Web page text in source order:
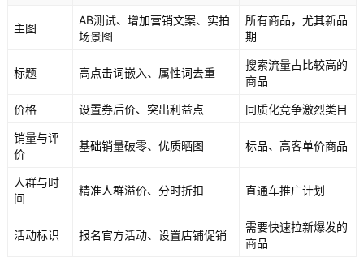
主图
AB测试、增加营销文案、实拍
场景图
所有商品，尤其新品
期
标题 高点击词嵌入、属性词去重
搜索流量占比较高的
商品
价格 设置券后价、突出利益点 同质化竞争激烈类目
销量与评
价
基础销量破零、优质晒图 标品、高客单价商品
人群与时
间
精准人群溢价、分时折扣 直通车推广计划
活动标识 报名官方活动、设置店铺促销
需要快速拉新爆发的
商品